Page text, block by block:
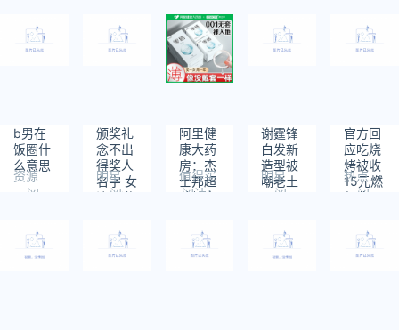
680
550
1086
683
454
b男在
饭圈什
么意思
资源
阅
860
颁奖礼
念不出
得奖人
名字 女
演员道
始末
明星
阅
788
阿里健
康大药
房：杰
士邦超
薄特惠
19.9元
值得买
阅读：
谢霆锋
白发新
造型被
嘲老土
明星
阅
631
官方回
应吃烧
烤被收
15元燃
气费
热点
阅
836